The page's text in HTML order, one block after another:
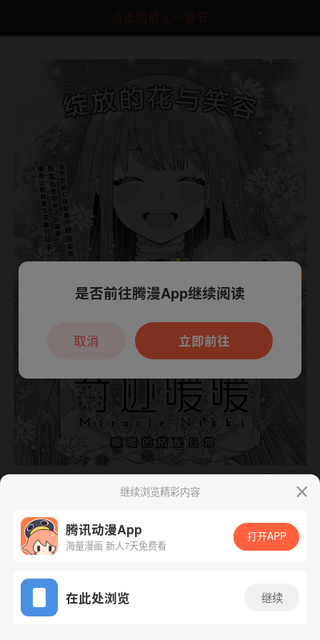
点击加载上一章节
App免费看
继续浏览精彩内容
腾讯动漫App
海量漫画 新人7天免费看
打开APP
在此处浏览 继续
本章节仅支持App阅读，可打开App新用
户7天免费看
是否前往腾漫App继续阅读
立即前往
取消